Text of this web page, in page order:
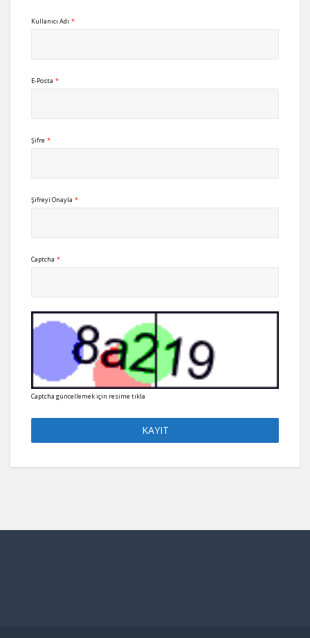
Kullanıcı Adı *
E-Posta *
Şifre *
Şifreyi Onayla *
Captcha *
Captcha güncellemek için resime tıkla